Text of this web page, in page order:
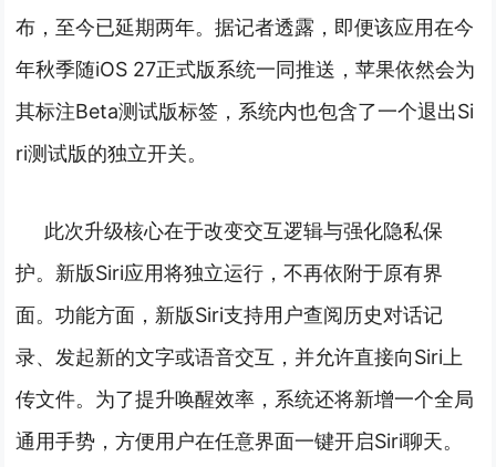
布，至今已延期两年。据记者透露，即便该应用在今
年秋季随iOS 27正式版系统一同推送，苹果依然会为
其标注Beta测试版标签，系统内也包含了一个退出Si
ri测试版的独立开关。
此次升级核心在于改变交互逻辑与强化隐私保
护。新版Siri应用将独立运行，不再依附于原有界
面。功能方面，新版Siri支持用户查阅历史对话记
录、发起新的文字或语音交互，并允许直接向Siri上
传文件。为了提升唤醒效率，系统还将新增一个全局
通用手势，方便用户在任意界面一键开启Siri聊天。